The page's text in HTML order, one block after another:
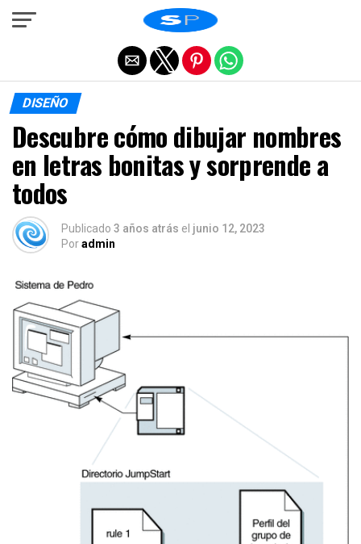
DISEÑO
Descubre cómo dibujar nombres
en letras bonitas y sorprende a
todos
Publicado 3 años atrás el junio 12, 2023
Poradmin
Salir de la versión móvil